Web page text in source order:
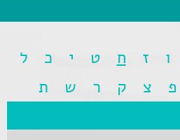
ו ז ח ט י כ
ל
פ צ ק ר ש ת